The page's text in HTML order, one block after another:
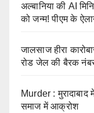
अल्बानिया की AI
को जन्‍म! पीएम के
जालसाज हीरा
रोड जेल की बैरक
Murder : मुरादाबाद
समाज में आक्रोश